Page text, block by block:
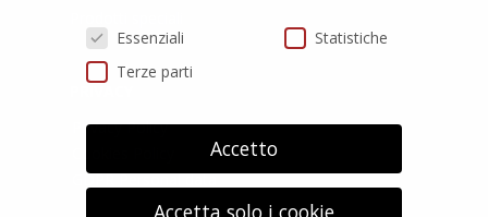
Privacy Policy
GDPR Personal data
Preferenze Privacy
Essenziali
Statistiche
Terze parti
Accetto